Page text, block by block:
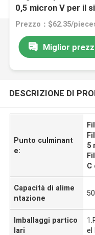
0,5 micron V per il
Miglior
DESCRIZIONE DI
Punto culminant
e:
5
C
Capacità di alime
ntazione
Imballaggi partico
lari
el